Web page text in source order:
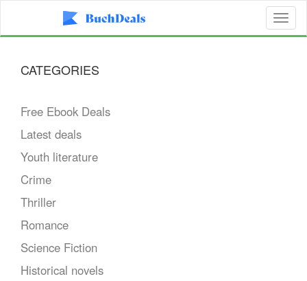
CATEGORIES
Free Ebook Deals
Latest deals
Youth literature
Crime
Thriller
Romance
Science Fiction
Historical novels